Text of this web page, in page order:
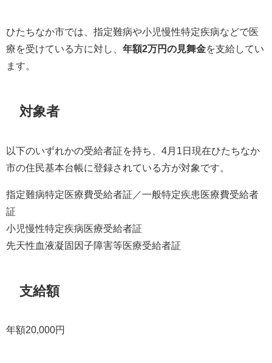
ひたちなか市では、指定難病や小児慢性特定疾病などで医
療を受けている方に対し、 年額2万円の見舞金を支給してい
ます。
対象者
以下のいずれかの受給者証を持ち、4月1日現在ひたちなか
市の住民基本台帳に登録されている方が対象です。
指定難病特定医療費受給者証／一般特定疾患医療費受給者
証
小児慢性特定疾病医療受給者証
先天性血液凝固因子障害等医療受給者証
支給額
年額20,000円